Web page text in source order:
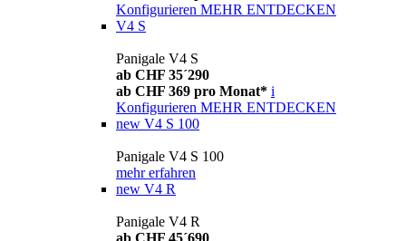
Konfigurieren MEHR ENTDECKEN
V4 S
Panigale V4 S
ab CHF 35´290
ab CHF 369 pro Monat* i
Konfigurieren MEHR ENTDECKEN
new V4 S 100
Panigale V4 S 100
mehr erfahren
new V4 R
Panigale V4 R
ab CHF 45´690